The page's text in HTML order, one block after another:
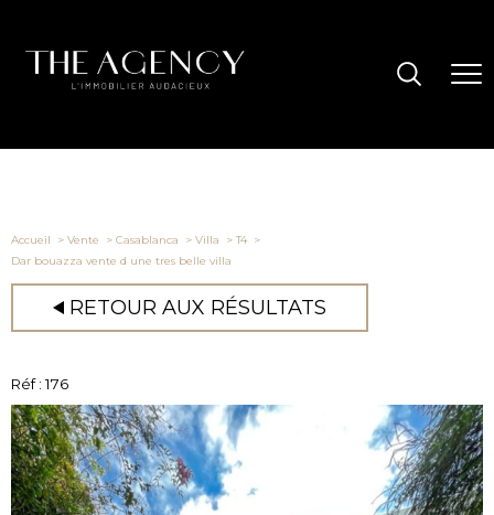
Accueil Vente Casablanca Villa
T4
Dar bouazza vente d une tres belle villa
RETOUR AUX RÉSULTATS
Réf : 176